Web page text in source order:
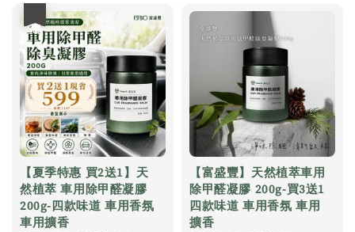
【夏季特惠 買2送1】天
然植萃 車用除甲醛凝膠
200g-四款味道 車用香氛
車用擴香
【富盛豐】天然植萃車用
除甲醛凝膠 200g-買3送1
四款味道 車用香氛 車用
擴香